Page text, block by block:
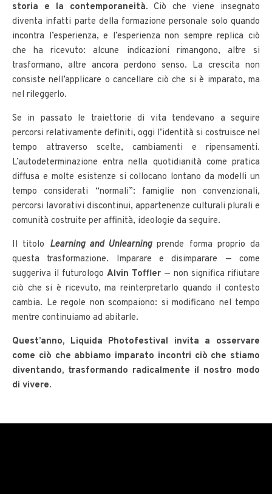
storia e la contemporaneità. Ciò che viene insegnato
diventa infatti parte della formazione personale solo quando
incontra l’esperienza, e l’esperienza non sempre replica ciò
che ha ricevuto: alcune indicazioni rimangono, altre si
trasformano, altre ancora perdono senso. La crescita non
consiste nell’applicare o cancellare ciò che si è imparato, ma
nel rileggerlo.
Se in passato le traiettorie di vita tendevano a seguire
percorsi relativamente definiti, oggi l’identità si costruisce nel
tempo attraverso scelte, cambiamenti e ripensamenti.
L’autodeterminazione entra nella quotidianità come pratica
diffusa e molte esistenze si collocano lontano da modelli un
tempo considerati “normali”: famiglie non convenzionali,
percorsi lavorativi discontinui, appartenenze culturali plurali e
comunità costruite per affinità, ideologie da seguire.
Il titolo Learning and Unlearningprende forma proprio da
questa trasformazione. Imparare e disimparare — come
suggeriva il futurologo Alvin Toffler — non significa rifiutare
ciò che si è ricevuto, ma reinterpretarlo quando il contesto
cambia. Le regole non scompaiono: si modificano nel tempo
mentre continuiamo ad abitarle.
Quest’anno, Liquida Photofestival invita a osservare
come ciò che abbiamo imparato incontri ciò che stiamo
diventando, trasformando radicalmente il nostro modo
di vivere.